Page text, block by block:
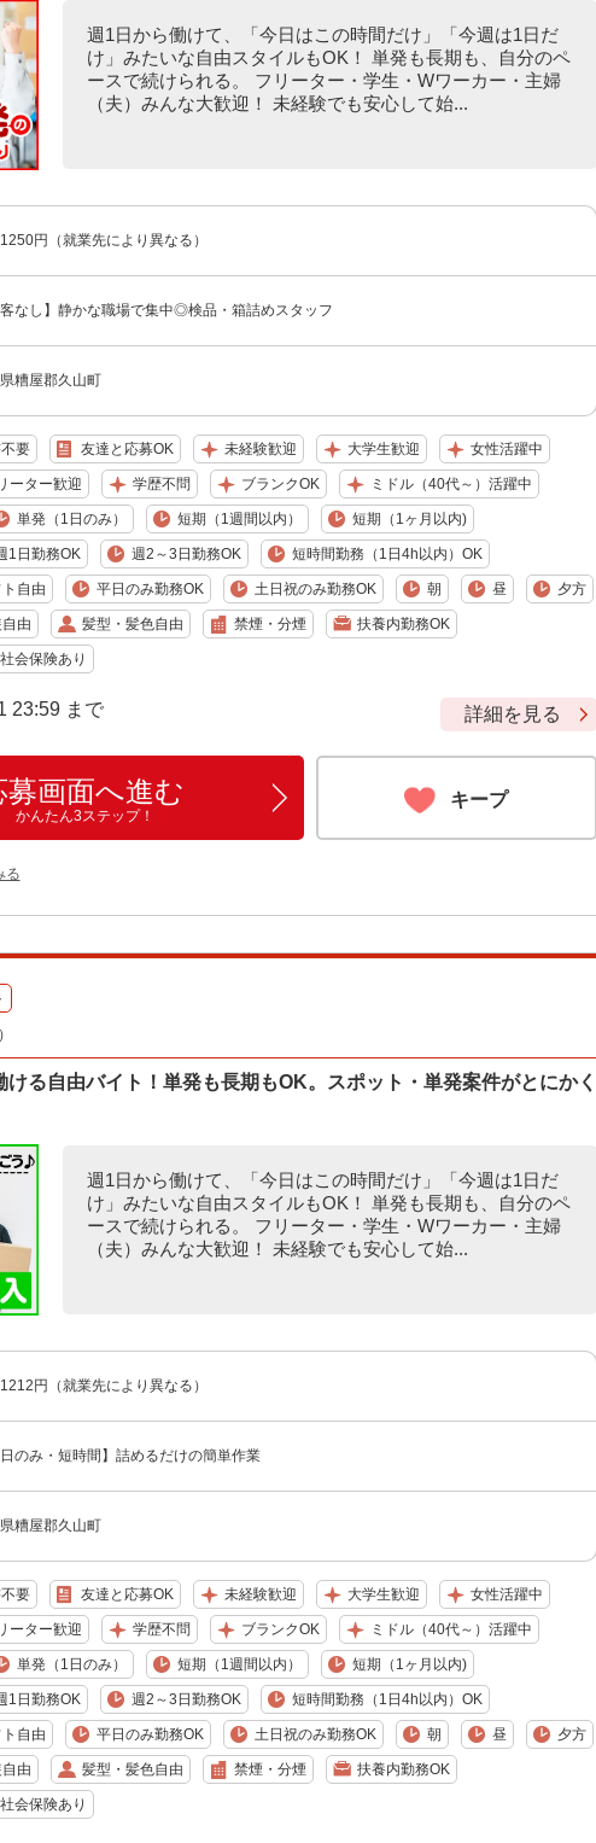
週1日から働けて、「今日はこの時間だけ」「今週は1日だ
け」みたいな自由スタイルもOK！ 単発も長期も、自分のペ
ースで続けられる。 フリーター・学生・Wワーカー・主婦
（夫）みんな大歓迎！ 未経験でも安心して始...
円（就業先により異なる）
客なし】静かな職場で集中◎検品・箱詰めスタッフ
糟屋郡久山町
要 友達と応募OK 未経験歓迎 大学生歓迎 女性活躍中
ーター歓迎 学歴不問 ブランクOK ミドル（40代～）活躍中
単発（1日のみ） 短期（1週間以内） 短期（1ヶ月以内)
1日勤務OK 週2～3日勤務OK 短時間勤務（1日4h以内）OK
自由 平日のみ勤務OK 土日祝のみ勤務OK 朝 昼 夕方
由 髪型・髪色自由 禁煙・分煙 扶養内勤務OK
社会保険あり
23:59 まで 詳細を見る
募画面へ進む
かんたん3ステップ！
キープ
る
る自由バイト！単発も長期もOK。スポット・単発案件がとにかく
週1日から働けて、「今日はこの時間だけ」「今週は1日だ
け」みたいな自由スタイルもOK！ 単発も長期も、自分のペ
ースで続けられる。 フリーター・学生・Wワーカー・主婦
（夫）みんな大歓迎！ 未経験でも安心して始...
円（就業先により異なる）
日のみ・短時間】詰めるだけの簡単作業
糟屋郡久山町
要 友達と応募OK 未経験歓迎 大学生歓迎 女性活躍中
ーター歓迎 学歴不問 ブランクOK ミドル（40代～）活躍中
単発（1日のみ） 短期（1週間以内） 短期（1ヶ月以内)
1日勤務OK 週2～3日勤務OK 短時間勤務（1日4h以内）OK
自由 平日のみ勤務OK 土日祝のみ勤務OK 朝 昼 夕方
由 髪型・髪色自由 禁煙・分煙 扶養内勤務OK
社会保険あり